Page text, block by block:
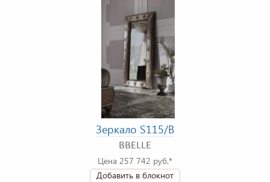
Зеркало S115/B
BBELLE
Цена 257 742 руб.*
Добавить в блокнот